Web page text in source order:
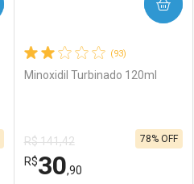
(93)
Minoxidil Turbinado 120ml
R$ 141,42
R$30,90
78% OFF
COMPRAR